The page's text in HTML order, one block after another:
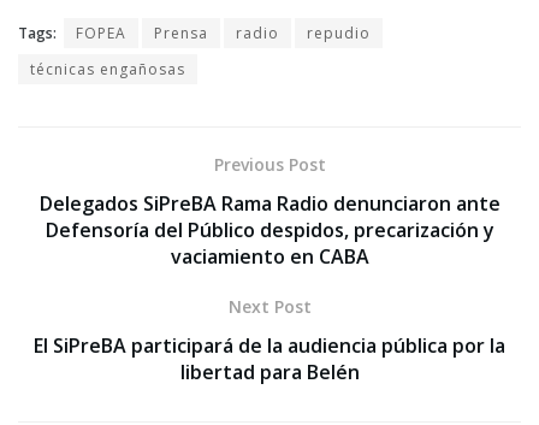
Tags: FOPEA Prensa radio
repudio
técnicas engañosas
Previous Post
Delegados SiPreBA Rama Radio denunciaron ante
Defensoría del Público despidos, precarización y
vaciamiento en CABA
Next Post
El SiPreBA participará de la audiencia pública por la
libertad para Belén